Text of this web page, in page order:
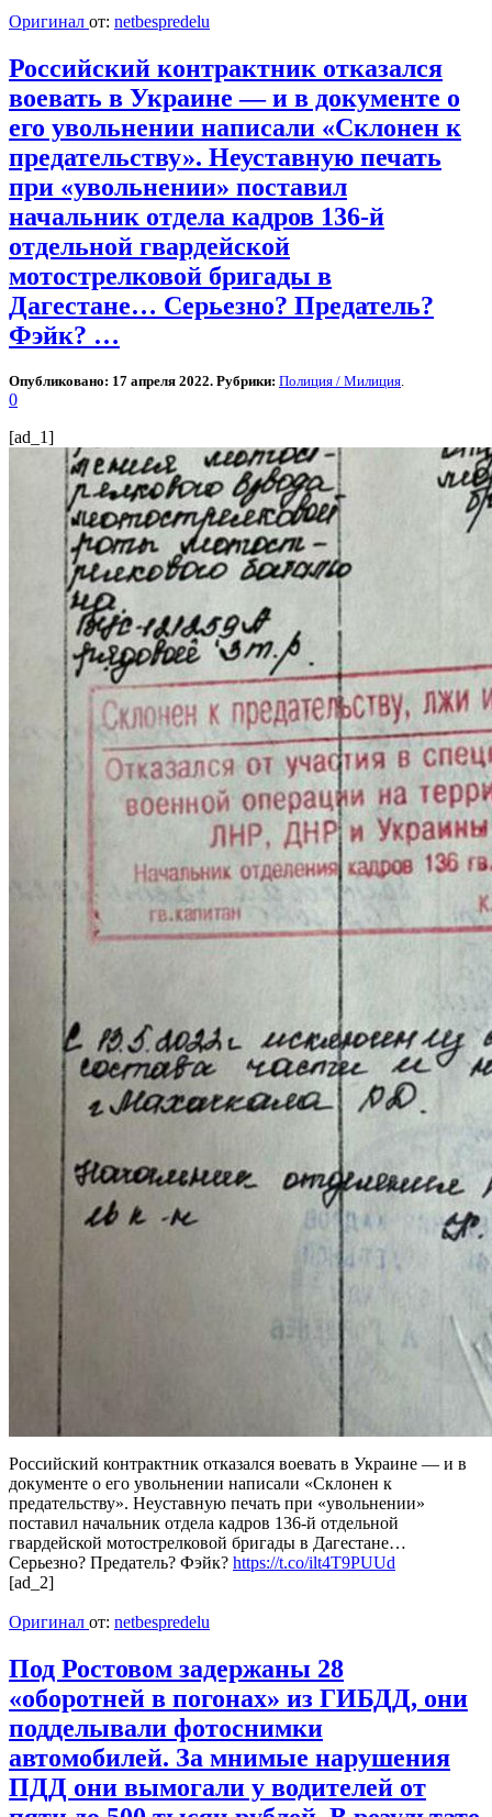
Оригинал от: netbespredelu
Российский контрактник отказался
воевать в Украине — и в документе о
его увольнении написали «Склонен к
предательству». Неуставную печать
при «увольнении» поставил
начальник отдела кадров 136-й
отдельной гвардейской
мотострелковой бригады в
Дагестане… Серьезно? Предатель?
Фэйк? …
Опубликовано: 17 апреля 2022. Рубрики: Полиция / Милиция.
0
[ad_1]
Российский контрактник отказался воевать в Украине — и в
документе о его увольнении написали «Склонен к
предательству». Неуставную печать при «увольнении»
поставил начальник отдела кадров 136-й отдельной
гвардейской мотострелковой бригады в Дагестане…
Серьезно? Предатель? Фэйк? https://t.co/ilt4T9PUUd
[ad_2]
Оригинал от: netbespredelu
Под Ростовом задержаны 28
«оборотней в погонах» из ГИБДД, они
подделывали фотоснимки
автомобилей. За мнимые нарушения
ПДД они вымогали у водителей от